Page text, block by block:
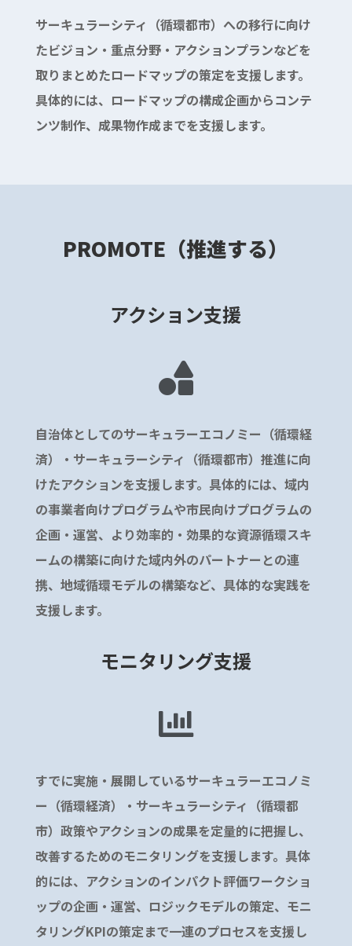
サーキュラーシティ（循環都市）への移行に向け
たビジョン・重点分野・アクションプランなどを
取りまとめたロードマップの策定を支援します。
具体的には、ロードマップの構成企画からコンテ
ンツ制作、成果物作成までを支援します。
PROMOTE（推進する）
アクション支援

自治体としてのサーキュラーエコノミー（循環経
済）・サーキュラーシティ（循環都市）推進に向
けたアクションを支援します。具体的には、域内
の事業者向けプログラムや市民向けプログラムの
企画・運営、より効率的・効果的な資源循環スキ
ームの構築に向けた域内外のパートナーとの連
携、地域循環モデルの構築など、具体的な実践を
支援します。
モニタリング支援

すでに実施・展開しているサーキュラーエコノミ
ー（循環経済）・サーキュラーシティ（循環都
市）政策やアクションの成果を定量的に把握し、
改善するためのモニタリングを支援します。具体
的には、アクションのインパクト評価ワークショ
ップの企画・運営、ロジックモデルの策定、モニ
タリングKPIの策定まで一連のプロセスを支援し